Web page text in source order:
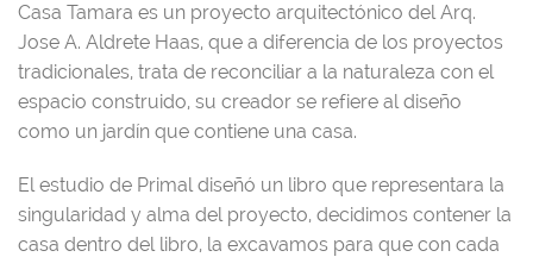
Casa Tamara es un proyecto arquitectónico del Arq.
Jose A. Aldrete Haas, que a diferencia de los proyectos
tradicionales, trata de reconciliar a la naturaleza con el
espacio construido, su creador se refiere al diseño
como un jardín que contiene una casa.
El estudio de Primal diseñó un libro que representara la
singularidad y alma del proyecto, decidimos contener la
casa dentro del libro, la excavamos para que con cada